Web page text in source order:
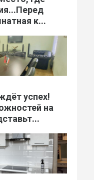
к...
успех!
на